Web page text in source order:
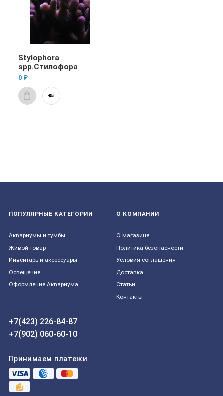
Stylophora
spp.Стилофора
0 ₽
ПОПУЛЯРНЫЕ КАТЕГОРИИ
Aквариумы и тумбы
Живой товар
Инвентарь и аксессуары
Освещение
Оформление Аквариума
О КОМПАНИИ
О магазине
Политика безопасности
Условия соглашения
Доставка
Статьи
Контакты
+7(423) 226-84-87
+7(902) 060-60-10
Принимаем платежи